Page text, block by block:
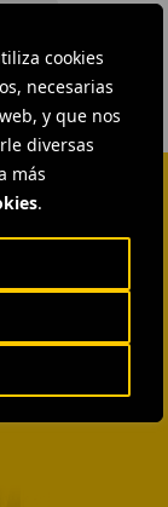
cookies
necesarias
y que nos
diversas
más
.